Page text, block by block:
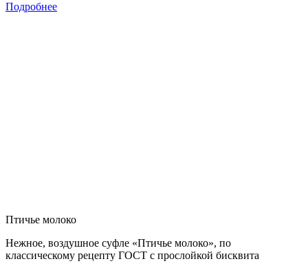
Подробнее
Птичье молоко
Нежное, воздушное суфле «Птичье молоко», по
классическому рецепту ГОСТ с прослойкой бисквита